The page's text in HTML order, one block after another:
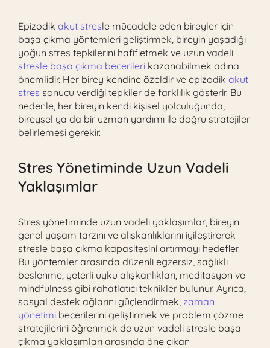
Epizodik akut stresle mücadele eden bireyler için
başa çıkma yöntemleri geliştirmek, bireyin yaşadığı
yoğun stres tepkilerini hafifletmek ve uzun vadeli
stresle başa çıkma becerileri kazanabilmek adına
önemlidir. Her birey kendine özeldir ve epizodik akut
stres sonucu verdiği tepkiler de farklılık gösterir. Bu
nedenle, her bireyin kendi kişisel yolculuğunda,
bireysel ya da bir uzman yardımı ile doğru stratejiler
belirlemesi gerekir.
Stres Yönetiminde Uzun Vadeli
Yaklaşımlar
Stres yönetiminde uzun vadeli yaklaşımlar, bireyin
genel yaşam tarzını ve alışkanlıklarını iyileştirerek
stresle başa çıkma kapasitesini artırmayı hedefler.
Bu yöntemler arasında düzenli egzersiz, sağlıklı
beslenme, yeterli uyku alışkanlıkları, meditasyon ve
mindfulness gibi rahatlatıcı teknikler bulunur. Ayrıca,
sosyal destek ağlarını güçlendirmek, zaman
yönetimi becerilerini geliştirmek ve problem çözme
stratejilerini öğrenmek de uzun vadeli stresle başa
çıkma yaklaşımları arasında öne çıkan